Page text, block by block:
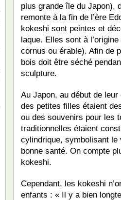
plus grande île du Japon),
remonte à la fin de l’ère
kokeshi sont peintes et
laque. Elles sont à
cornus ou érable). Afin de
bois doit être séché
sculpture.
Au Japon, au début de
des petites filles étaient
ou des souvenirs pour les
traditionnelles étaient
cylindrique, symbolisant
bonne santé. On compte
kokeshi.
Cependant, les kokeshi
enfants : « Il y a bien